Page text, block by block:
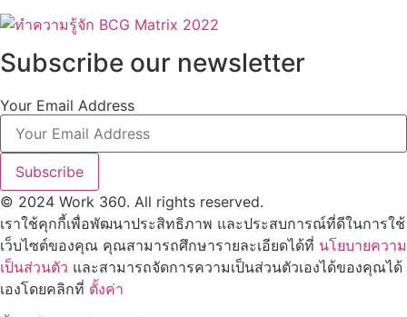
Subscribe our newsletter
Your Email Address
Subscribe
© 2024 Work 360. All rights reserved.
เราใช้คุกกี้เพื่อพัฒนาประสิทธิภาพ และประสบการณ์ที่ดีในการใช้
เว็บไซต์ของคุณ คุณสามารถศึกษารายละเอียดได้ที่ นโยบายความ
เป็นส่วนตัว และสามารถจัดการความเป็นส่วนตัวเองได้ของคุณได้
เองโดยคลิกที่ ตั้งค่า